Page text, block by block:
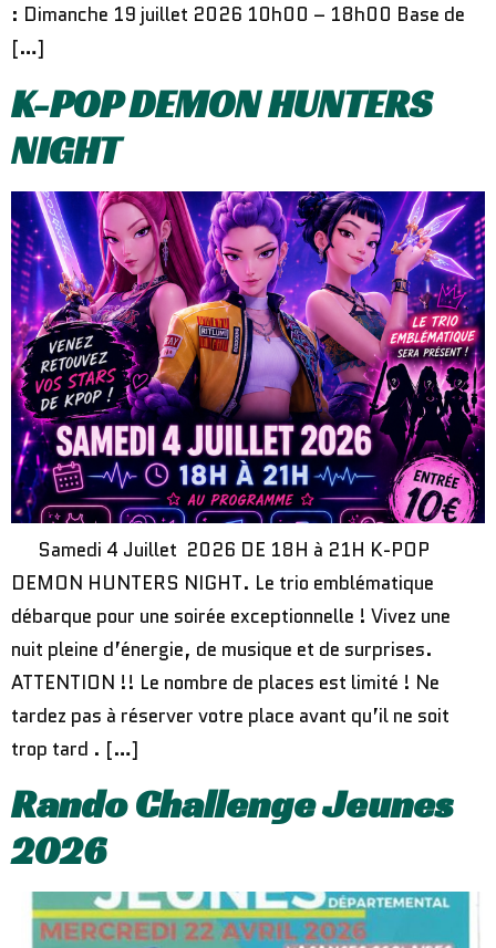
: Dimanche 19 juillet 2026 10h00 – 18h00 Base de
[…]
K-POP DEMON HUNTERS
NIGHT
Samedi 4 Juillet 2026 DE 18H à 21H K-POP
DEMON HUNTERS NIGHT. Le trio emblématique
débarque pour une soirée exceptionnelle ! Vivez une
nuit pleine d’énergie, de musique et de surprises.
ATTENTION !! Le nombre de places est limité ! Ne
tardez pas à réserver votre place avant qu’il ne soit
trop tard . […]
Rando Challenge Jeunes
2026